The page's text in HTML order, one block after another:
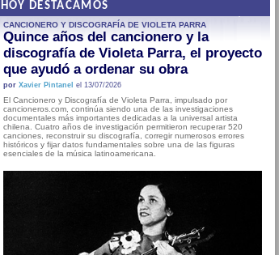
HOY DESTACAMOS
CANCIONERO Y DISCOGRAFÍA DE VIOLETA PARRA
Quince años del cancionero y la
discografía de Violeta Parra, el proyecto
que ayudó a ordenar su obra
por Xavier Pintanel el 13/07/2026
El Cancionero y Discografía de Violeta Parra, impulsado por
cancioneros.com, continúa siendo una de las investigaciones
documentales más importantes dedicadas a la universal artista
chilena. Cuatro años de investigación permitieron recuperar 520
canciones, reconstruir su discografía, corregir numerosos errores
históricos y fijar datos fundamentales sobre una de las figuras
esenciales de la música latinoamericana.